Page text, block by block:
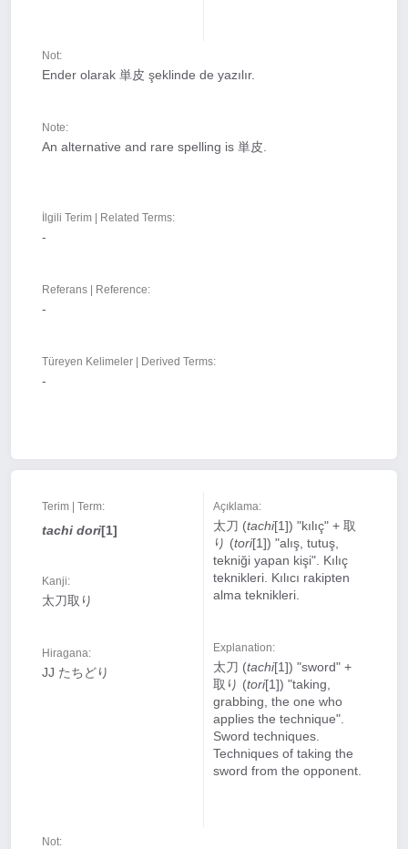
Not:
Ender olarak 単皮 şeklinde de yazılır.
Note:
An alternative and rare spelling is 単皮.
İlgili Terim | Related Terms:
-
Referans | Reference:
-
Türeyen Kelimeler | Derived Terms:
-
Terim | Term:
tachi dori[1]
Kanji:
太刀取り
Hiragana:
JJ たちどり
Açıklama:
太刀 (tachi[1]) "kılıç" + 取
り (tori[1]) "alış, tutuş,
tekniği yapan kişi". Kılıç
teknikleri. Kılıcı rakipten
alma teknikleri.
Explanation:
太刀 (tachi[1]) "sword" +
取り (tori[1]) "taking,
grabbing, the one who
applies the technique".
Sword techniques.
Techniques of taking the
sword from the opponent.
Not: